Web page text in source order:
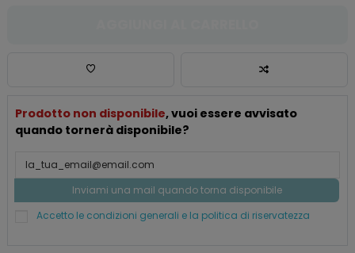
Prodotto non disponibile, vuoi essere avvisato
quando tornerà disponibile?
Accetto le condizioni generali e la politica di riservatezza